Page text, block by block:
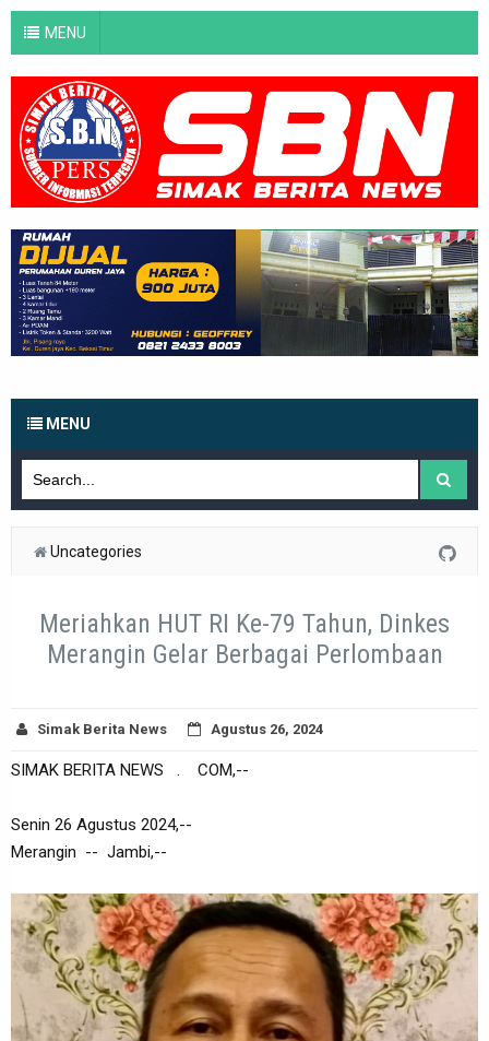
MENU
MENU
Uncategories
Meriahkan HUT RI Ke-79 Tahun, Dinkes
Merangin Gelar Berbagai Perlombaan
Simak Berita News Agustus 26, 2024
SIMAK BERITA NEWS . COM,--
Senin 26 Agustus 2024,--
Merangin -- Jambi,--